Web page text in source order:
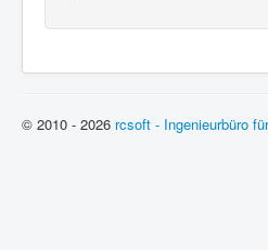
© 2010 - 2026 rcsoft - Ingenieurbüro